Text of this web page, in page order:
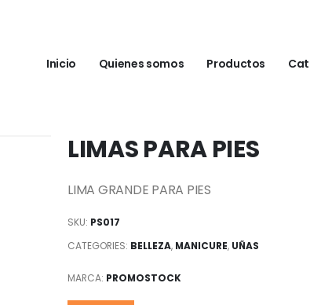
Inicio Quienes somos Productos
LIMAS PARA PIES
LIMA GRANDE PARA PIES
SKU: PS017
CATEGORIES: BELLEZA, MANICURE, UÑAS
MARCA: PROMOSTOCK